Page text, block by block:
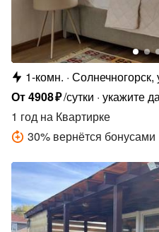
1-комн. Солнечногорск,
От4908₽/сутки укажите
1 год на Квартирке
30% вернётся бонусами